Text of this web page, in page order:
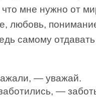
мне нужно от
любовь,
самому
— уважай.
—